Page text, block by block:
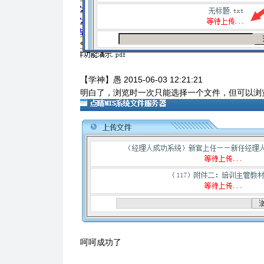
【学神】愚 2015-06-03 12:21:21
明白了，浏览时一次只能选择一个文件，但可以浏
呵呵成功了